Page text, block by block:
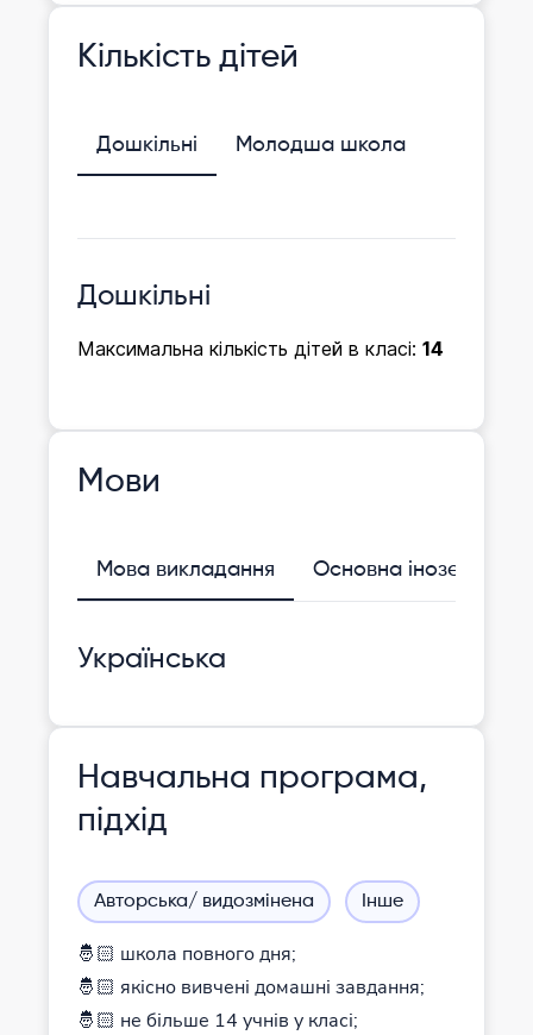
Кількість дітей
Дошкільні Молодша школа
Дошкільні
Максимальна кількість дітей в класі: 14
Мови
Мова викладання Основна іноземна
Українська
Навчальна програма,
підхід
Авторська/ видозмінена Інше
🤴🏻 школа повного дня;
🤴🏻 якісно вивчені домашні завдання;
🤴🏻 не більше 14 учнів у класі;